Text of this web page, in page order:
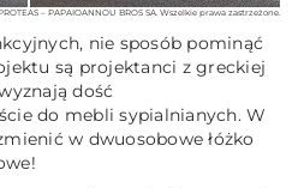
– PAPAIOANNOU BROS SA. Wszelkie prawa zastrzeżone.
nie sposób pominąć
są projektanci z greckiej
dość
do mebli sypialnianych. W
w dwuosobowe łóżko